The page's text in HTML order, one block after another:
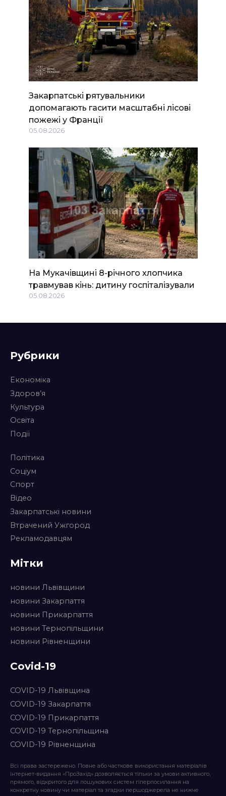
Закарпатські рятувальники
допомагають гасити масштабні лісові
пожежі у Франції
05.08.2026
На Мукачівщині 8-річного хлопчика
травмував кінь: дитину госпіталізували
05.08.2026
Рубрики
Економіка
Здоров’я
Культура
Освіта
Події
Політика
Соціум
Спорт
Відео
Закарпатські новини
Втрачений Ужгород
Рекламодавцям
Мітки
новини Львівщини
новини Закарпаття
новини Прикарпаття
новини Тернопільщини
новини Рівненщини
Covid-19
COVID-19 Львівщина
COVID-19 Закарпаття
COVID-19 Прикарпаття
COVID-19 Тернопільщина
COVID-19 Рівненщина
Всі права застережено. Повне або часткове використання матеріалів
інтернет-видання «ПроЗахід» дозволяється тільки за умови активного,
прямого, відкритого для пошукових систем гіперпосилання на
конкретну новину чи матеріал та згадки першоджерела не нижче